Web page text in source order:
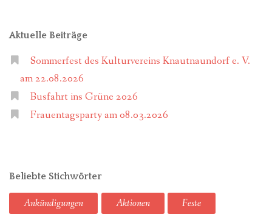
Aktuelle Beiträge
Sommerfest des Kulturvereins Knautnaundorf e. V.
am 22.08.2026
Busfahrt ins Grüne 2026
Frauentagsparty am 08.03.2026
Beliebte Stichwörter
Ankündigungen Aktionen
Feste